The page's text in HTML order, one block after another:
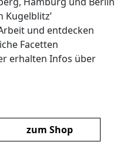
Kugelblitz’
und entdecken
Facetten
erhalten Infos über
zum Shop